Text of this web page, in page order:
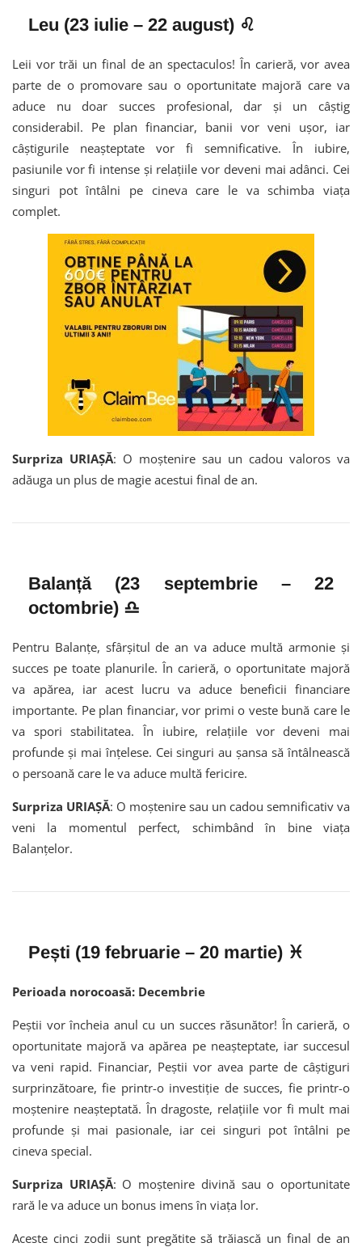
Leu (23 iulie – 22 august) ♌
Leii vor trăi un final de an spectaculos! În carieră, vor avea
parte de o promovare sau o oportunitate majoră care va
aduce nu doar succes profesional, dar și un câștig
considerabil. Pe plan financiar, banii vor veni ușor, iar
câștigurile neașteptate vor fi semnificative. În iubire,
pasiunile vor fi intense și relațiile vor deveni mai adânci. Cei
singuri pot întâlni pe cineva care le va schimba viața
complet.
Surpriza URIAȘĂ: O moștenire sau un cadou valoros va
adăuga un plus de magie acestui final de an.
Balanță (23 septembrie – 22
octombrie) ♎
Pentru Balanțe, sfârșitul de an va aduce multă armonie și
succes pe toate planurile. În carieră, o oportunitate majoră
va apărea, iar acest lucru va aduce beneficii financiare
importante. Pe plan financiar, vor primi o veste bună care le
va spori stabilitatea. În iubire, relațiile vor deveni mai
profunde și mai înțelese. Cei singuri au șansa să întâlnească
o persoană care le va aduce multă fericire.
Surpriza URIAȘĂ: O moștenire sau un cadou semnificativ va
veni la momentul perfect, schimbând în bine viața
Balanțelor.
Pești (19 februarie – 20 martie) ♓
Perioada norocoasă: Decembrie
Peștii vor încheia anul cu un succes răsunător! În carieră, o
oportunitate majoră va apărea pe neașteptate, iar succesul
va veni rapid. Financiar, Peștii vor avea parte de câștiguri
surprinzătoare, fie printr-o investiție de succes, fie printr-o
moștenire neașteptată. În dragoste, relațiile vor fi mult mai
profunde și mai pasionale, iar cei singuri pot întâlni pe
cineva special.
Surpriza URIAȘĂ: O moștenire divină sau o oportunitate
rară le va aduce un bonus imens în viața lor.
Aceste cinci zodii sunt pregătite să trăiască un final de an